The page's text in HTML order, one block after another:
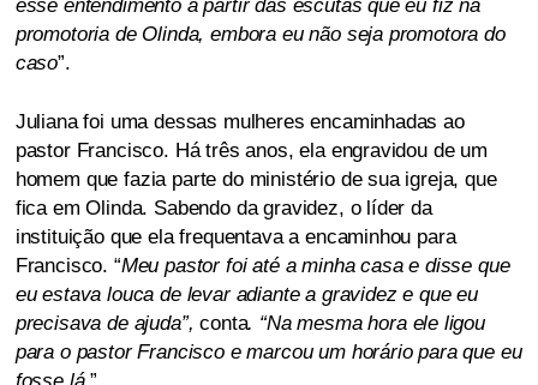
esse entendimento a partir das escutas que eu fiz na
promotoria de Olinda, embora eu não seja promotora do
caso”.
Juliana foi uma dessas mulheres encaminhadas ao
pastor Francisco. Há três anos, ela engravidou de um
homem que fazia parte do ministério de sua igreja, que
fica em Olinda. Sabendo da gravidez, o líder da
instituição que ela frequentava a encaminhou para
Francisco. “Meu pastor foi até a minha casa e disse que
eu estava louca de levar adiante a gravidez e que eu
precisava de ajuda”,conta. “Na mesma hora ele ligou
para o pastor Francisco e marcou um horário para que eu